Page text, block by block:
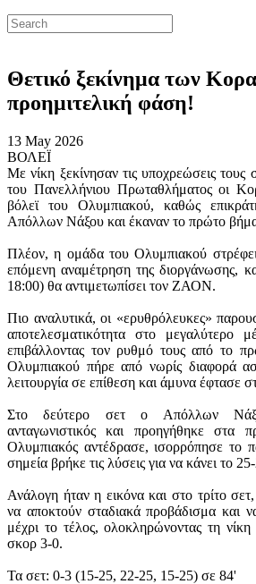
Θετικό ξεκίνημα των
προημιτελική φάση!
13 May 2026
ΒΟΛΕΪ
Με νίκη ξεκίνησαν τις υποχρεώσεις τους
του Πανελλήνιου Πρωταθλήματος οι
βόλεϊ του Ολυμπιακού, καθώς
Απόλλων Νάξου και έκαναν το πρώτο
Πλέον, η ομάδα του Ολυμπιακού
επόμενη αναμέτρηση της διοργάνωσης,
18:00) θα αντιμετωπίσει τον ΖΑΟΝ.
Πιο αναλυτικά, οι «ερυθρόλευκες»
αποτελεσματικότητα στο μεγαλύτερο
επιβάλλοντας τον ρυθμό τους από το
Ολυμπιακού πήρε από νωρίς διαφορά
λειτουργία σε επίθεση και άμυνα έφτασε
Στο δεύτερο σετ ο Απόλλων
ανταγωνιστικός και προηγήθηκε
Ολυμπιακός αντέδρασε, ισορρόπησε το
σημεία βρήκε τις λύσεις για να κάνει το
Ανάλογη ήταν η εικόνα και στο τρίτο
να αποκτούν σταδιακά προβάδισμα και
μέχρι το τέλος, ολοκληρώνοντας τη
σκορ 3-0.
Τα σετ: 0-3 (15-25, 22-25, 15-25) σε 84'